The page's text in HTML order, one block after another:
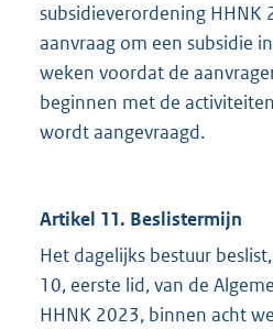
subsidieverordening HHNK
aanvraag om een subsidie
weken voordat de
beginnen met de
wordt aangevraagd.
Artikel 11. Beslistermijn
Het dagelijks bestuur
10, eerste lid, van de
HHNK 2023, binnen acht